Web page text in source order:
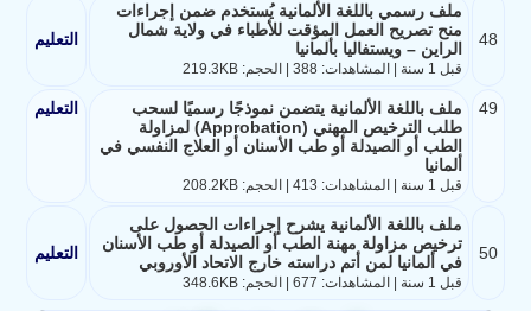
48
ملف رسمي باللغة الألمانية يُستخدم ضمن إجراءات
منح تصريح العمل المؤقت للأطباء في ولاية شمال
الراين – ويستفاليا بألمانيا
قبل 1 سنة | المشاهدات: 388 | الحجم: 219.3KB
التعليم
49
ملف باللغة الألمانية يتضمن نموذجًا رسميًا لسحب
طلب الترخيص المهني (Approbation) لمزاولة
الطب أو الصيدلة أو طب الأسنان أو العلاج النفسي في
ألمانيا
قبل 1 سنة | المشاهدات: 413 | الحجم: 208.2KB
التعليم
50
ملف باللغة الألمانية يشرح إجراءات الحصول على
ترخيص مزاولة مهنة الطب أو الصيدلة أو طب الأسنان
في ألمانيا لمن أتم دراسته خارج الاتحاد الأوروبي
قبل 1 سنة | المشاهدات: 677 | الحجم: 348.6KB
التعليم